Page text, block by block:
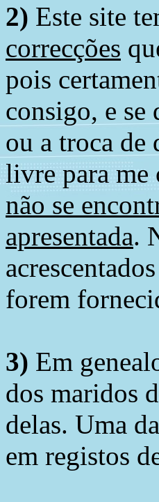
2) Este site
correcções
pois
consigo, e se
ou a troca de
livre para
não se
apresentada.
forem
3) Em
dos maridos
delas. Uma
em registos